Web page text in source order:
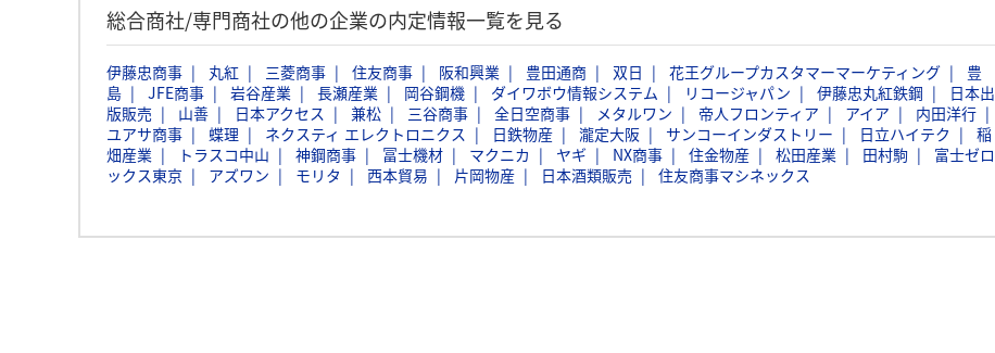
総合商社/専門商社の他の企業の内定情報一覧を見る
伊藤忠商事 丸紅 三菱商事 住友商事 阪和興業 豊田通商 双日 花王グループカスタマーマーケティング
豊
島
JFE商事 岩谷産業 長瀬産業 岡谷鋼機 ダイワボウ情報システム リコージャパン 伊藤忠丸紅鉄鋼
日本出
版販売
山善 日本アクセス 兼松 三谷商事 全日空商事 メタルワン 帝人フロンティア アイア
内田洋行
ユアサ商事
蝶理 ネクスティ エレクトロニクス 日鉄物産 瀧定大阪 サンコーインダストリー 日立ハイテク
稲
畑産業
トラスコ中山 神鋼商事 冨士機材 マクニカ ヤギ NX商事 住金物産 松田産業 田村駒
富士ゼロ
ックス東京
アズワン モリタ 西本貿易 片岡物産 日本酒類販売 住友商事マシネックス